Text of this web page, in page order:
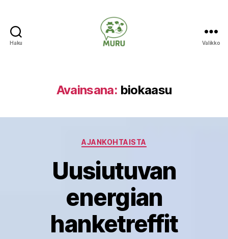
Haku Valikko
Avainsana: biokaasu
Kategoriat
AJANKOHTAISTA
Uusiutuvan
energian
hanketreffit